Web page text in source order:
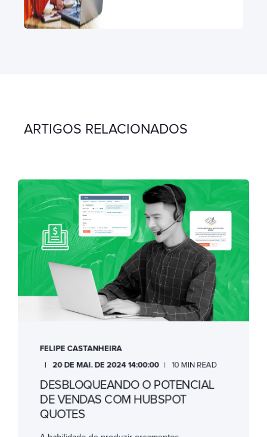
ARTIGOS RELACIONADOS
FELIPE CASTANHEIRA
20 DE MAI. DE 2024 14:00:00 10 MIN READ
DESBLOQUEANDO O POTENCIAL
DE VENDAS COM HUBSPOT
QUOTES